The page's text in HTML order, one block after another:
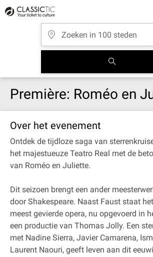
Première: Roméo en
Over het evenement
Ontdek de tijdloze saga van
het majestueuze Teatro Real met de
van Roméo en Juliette.
Dit seizoen brengt een ander
door Shakespeare. Naast Faust staat
meest gevierde opera, nu opgevoerd in
een productie van Thomas Jolly. Een
met Nadine Sierra, Javier Camarena,
Laurent Naouri, geeft leven aan dit